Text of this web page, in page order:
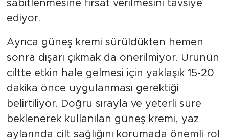
sabitlenmesine fırsat verilmesini tavsiye
ediyor.
Ayrıca güneş kremi sürüldükten hemen
sonra dışarı çıkmak da önerilmiyor. Ürünün
ciltte etkin hale gelmesi için yaklaşık 15-20
dakika önce uygulanması gerektiği
belirtiliyor. Doğru sırayla ve yeterli süre
beklenerek kullanılan güneş kremi, yaz
aylarında cilt sağlığını korumada önemli rol